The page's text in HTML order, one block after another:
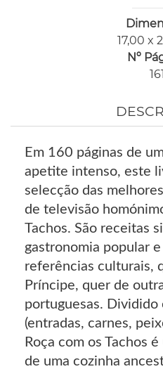
17,00 x
Nº
161
Em 160 páginas de
apetite intenso, este
selecção das
de televisão
Tachos. São receitas
gastronomia popular
referências culturais,
Príncipe, quer de
portuguesas. Dividido
(entradas, carnes,
Roça com os Tachos
de uma cozinha